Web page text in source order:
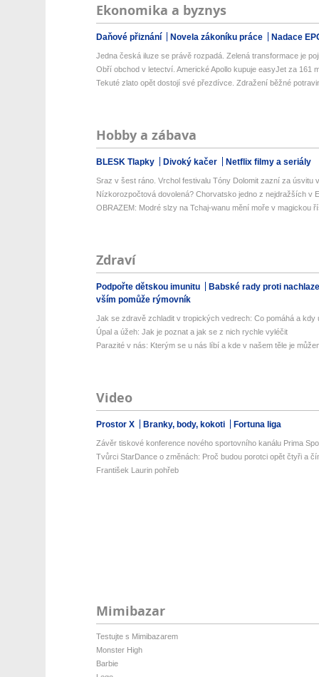
Ekonomika a byznys
Daňové přiznání Novela zákoníku práce Nadace
Jedna česká iluze se právě rozpadá. Zelená transformace je
Obří obchod v letectví. Americké Apollo kupuje easyJet za 161
Tekuté zlato opět dostojí své přezdívce. Zdražení běžné
Hobby a zábava
BLESK Tlapky Divoký kačer Netflix filmy a seriály
Sraz v šest ráno. Vrchol festivalu Tóny Dolomit zazní za úsvitu
Nízkorozpočtová dovolená? Chorvatsko jedno z nejdražších v
OBRAZEM: Modré slzy na Tchaj-wanu mění moře v magickou
Zdraví
Podpořte dětskou imunitu
Babské rady proti
vším pomůže rýmovník
Jak se zdravě zchladit v tropických vedrech: Co pomáhá a kdy
Úpal a úžeh: Jak je poznat a jak se z nich rychle vyléčit
Parazité v nás: Kterým se u nás líbí a kde v našem těle je
Video
Prostor X Branky, body, kokoti Fortuna liga
Závěr tiskové konference nového sportovního kanálu Prima
Tvůrci StarDance o změnách: Proč budou porotci opět čtyři a
František Laurin pohřeb
Mimibazar
Testujte s Mimibazarem
Monster High
Barbie